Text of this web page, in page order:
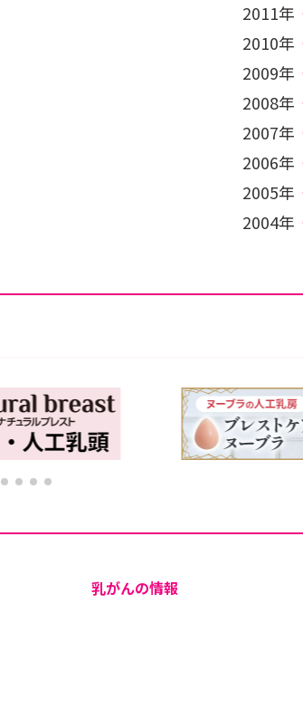
2011年
2010年
2009年
2008年
2007年
2006年
2005年
2004年
乳がんの情報